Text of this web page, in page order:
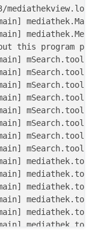
[s]: 120
==========
00 ms]
: 141,00 ms
==========
- 08 15 08:23 .
- 08 15 08:23 ..
- 08-15 08:23
but this program